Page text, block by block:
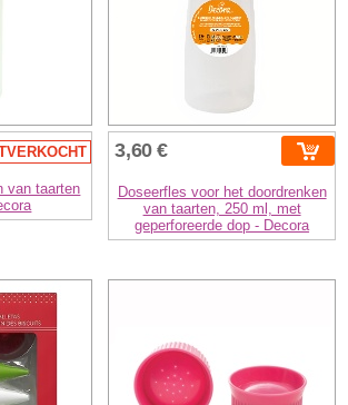
van taarten
3,60 €
Doseerfles voor het doordrenken
van taarten, 250 ml, met
geperforeerde dop - Decora